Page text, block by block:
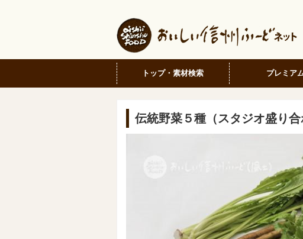
トップ・素材検索 プレミア
伝統野菜５種（スタジオ盛り